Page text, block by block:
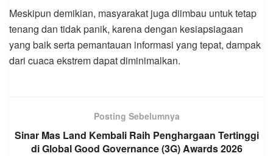
Meskipun demikian, masyarakat juga diimbau untuk tetap
tenang dan tidak panik, karena dengan kesiapsiagaan
yang baik serta pemantauan informasi yang tepat, dampak
dari cuaca ekstrem dapat diminimalkan.
Posting Sebelumnya
Sinar Mas Land Kembali Raih Penghargaan Tertinggi
di Global Good Governance (3G) Awards 2026